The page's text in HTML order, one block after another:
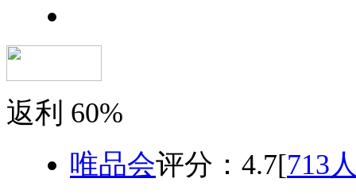
返利 60%
唯品会评分： 4.7[713